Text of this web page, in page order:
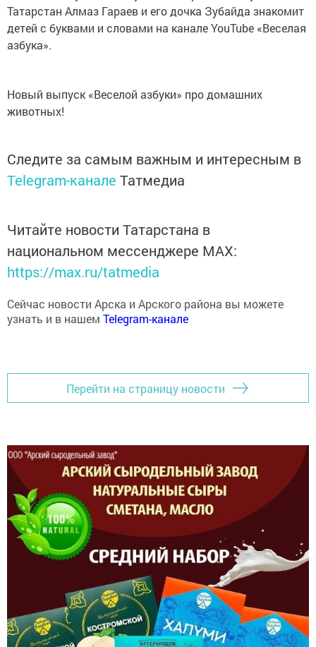
Татарстан Алмаз Гараев и его дочка Зубайда знакомит
детей с буквами и словами на канале YouTube «Веселая
азбука».
Новый выпуск «Веселой азбуки» про домашних
животных!
Следите за самым важным и интересным в
Telegram-канале Татмедиа
Читайте новости Татарстана в
национальном мессенджере MАХ:
https://max.ru/tatmedia
Сейчас новости Арска и Арского района вы можете
узнать и в нашемTelegram-канале
Перейти на страницу новости